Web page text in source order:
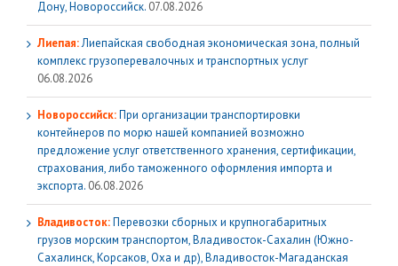
Дону, Новороссийск. 07.08.2026
Лиепая:Лиепайская свободная экономическая зона, полный
комплекс грузoперевалочных и транспортных услуг
06.08.2026
Новороссийск:При организации транспортировки
контейнеров по морю нашей компанией возможно
предложение услуг ответственного хранения, сертификации,
страхования, либо таможенного оформления импорта и
экспорта. 06.08.2026
Владивосток:Перевозки сборных и крупногабаритных
грузов морским транспортом, Владивосток-Сахалин (Южно-
Сахалинск, Корсаков, Оха и др), Владивосток-Магаданская